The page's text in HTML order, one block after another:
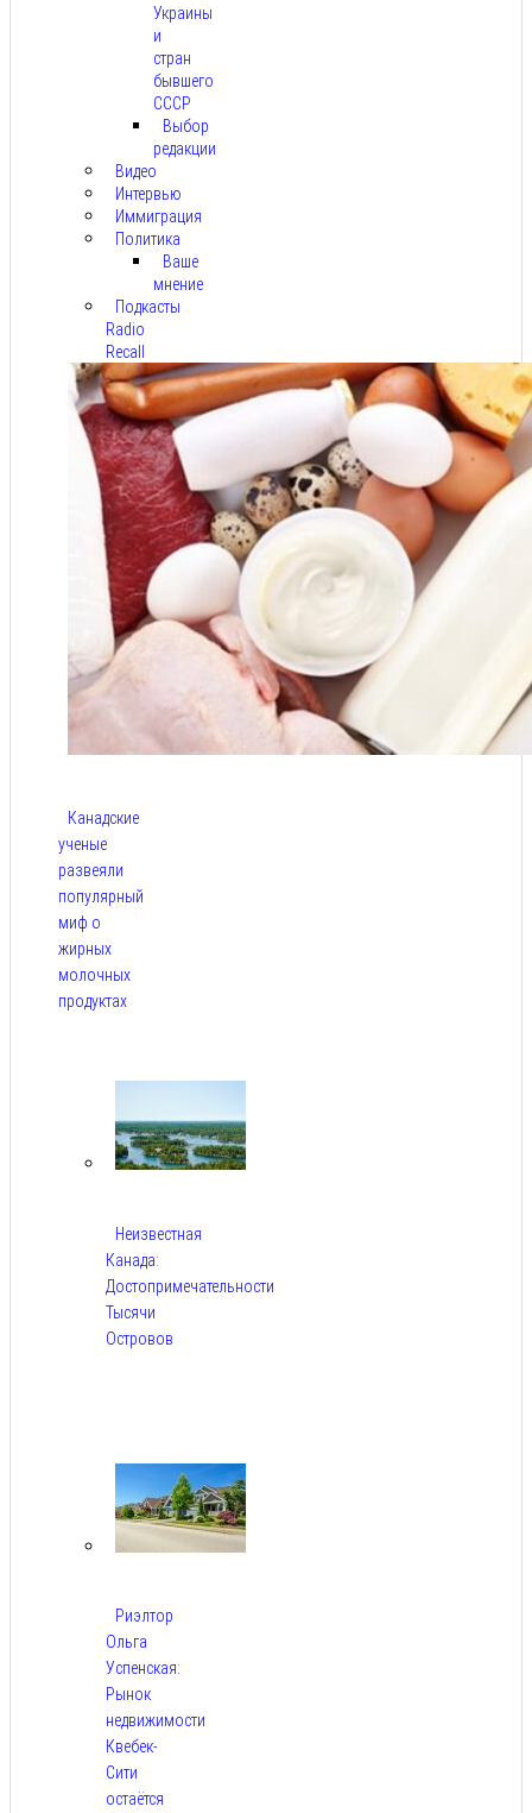
Украины
и
стран
бывшего
СССР
Выбор
редакции
Видео
Интервью
Иммиграция
Политика
Ваше
мнение
Подкасты
Radio
Recall
Канадские
ученые
развеяли
популярный
миф о
жирных
молочных
продуктах
Неизвестная
Канада:
Достопримечательности
Тысячи
Островов
Риэлтор
Ольга
Успенская:
Рынок
недвижимости
Квебек-
Сити
остаётся